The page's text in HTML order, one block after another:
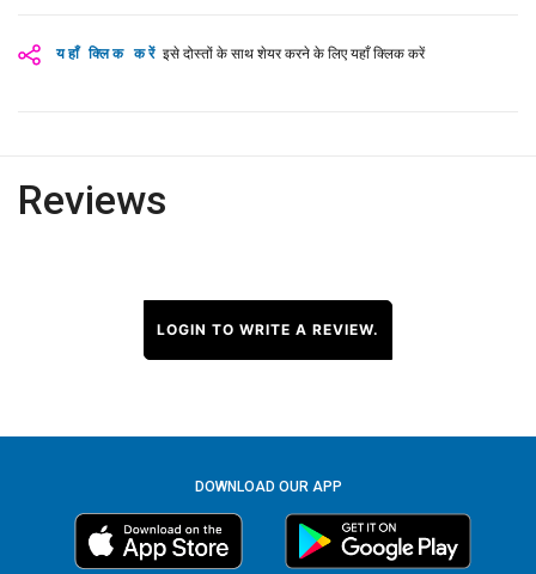
यहाँ क्लिक करें इसे दोस्तों के साथ शेयर करने के लिए यहाँ क्लिक करें
Reviews
LOGIN TO WRITE A REVIEW.
DOWNLOAD OUR APP